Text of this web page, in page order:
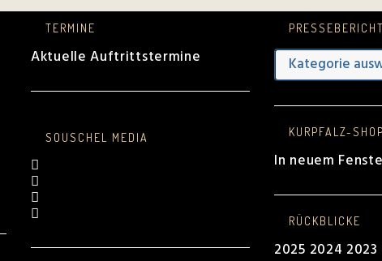
TERMINE
Aktuelle Auftrittstermine
SOUSCHEL MEDIA
tab
new
Presseberichte
KURPFALZ-SHOP
In neuem
RÜCKBLICKE
2025 2024 2023